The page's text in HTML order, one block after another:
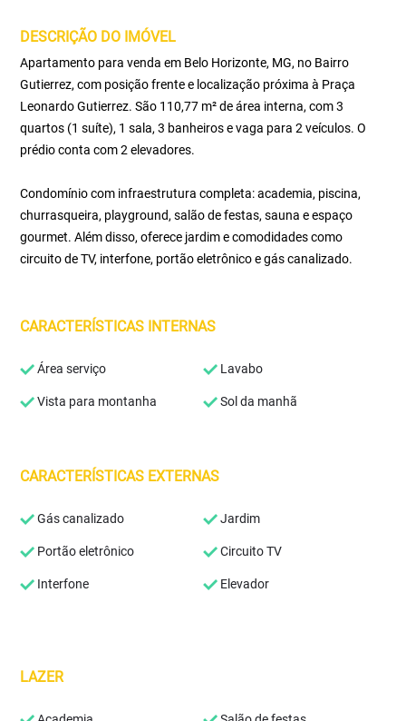
DESCRIÇÃO DO IMÓVEL
Apartamento para venda em Belo Horizonte, MG, no Bairro
Gutierrez, com posição frente e localização próxima à Praça
Leonardo Gutierrez. São 110,77 m² de área interna, com 3
quartos (1 suíte), 1 sala, 3 banheiros e vaga para 2 veículos. O
prédio conta com 2 elevadores.
Condomínio com infraestrutura completa: academia, piscina,
churrasqueira, playground, salão de festas, sauna e espaço
gourmet. Além disso, oferece jardim e comodidades como
circuito de TV, interfone, portão eletrônico e gás canalizado.
CARACTERÍSTICAS INTERNAS
Área serviço Lavabo
Vista para montanha Sol da manhã
CARACTERÍSTICAS EXTERNAS
Gás canalizado Jardim
Portão eletrônico Circuito TV
Interfone Elevador
LAZER